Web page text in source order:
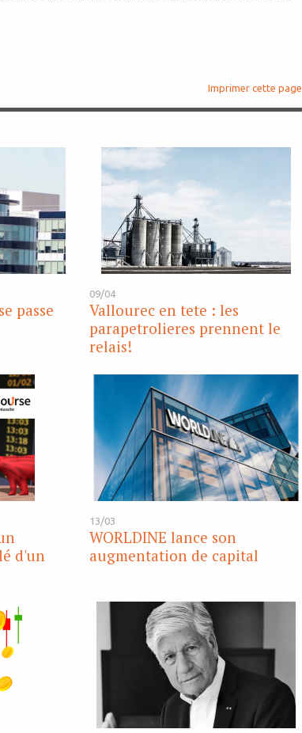
Imprimer cette page
passe
09/04
Vallourec en tete : les
parapetrolieres prennent le
relais!
d'un
13/03
WORLDINE lance son
augmentation de capital